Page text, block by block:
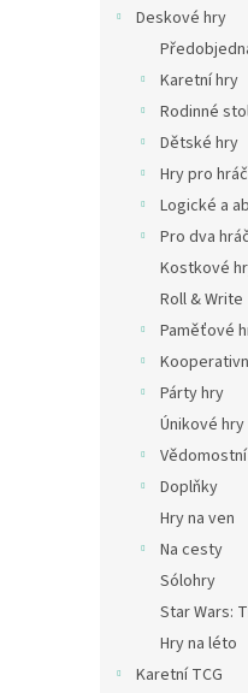
Deskové hry
Karetní hry
Rodinné
Dětské hry
Hry pro
Logické a
Pro dva
Kostkové
Roll & Write
Paměťové
Párty hry
Únikové hry
Doplňky
Hry na ven
Na cesty
Sólohry
Star Wars:
Hry na léto
Karetní TCG